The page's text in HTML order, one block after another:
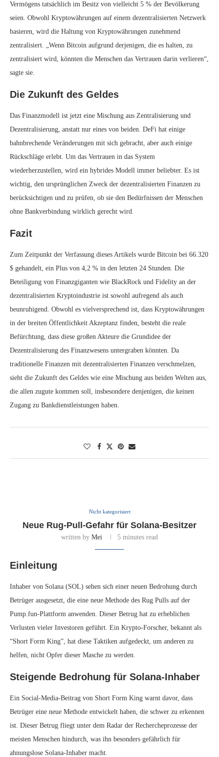
Vermögens tatsächlich im Besitz von vielleicht 5 % der Bevölkerung
seien. Obwohl Kryptowährungen auf einem dezentralisierten Netzwerk
basieren, wird die Haltung von Kryptowährungen zunehmend
zentralisiert. „Wenn Bitcoin aufgrund derjenigen, die es halten, zu
zentralisiert wird, könnten die Menschen das Vertrauen darin verlieren“,
sagte sie.
Die Zukunft des Geldes
Das Finanzmodell ist jetzt eine Mischung aus Zentralisierung und
Dezentralisierung, anstatt nur eines von beiden. DeFi hat einige
bahnbrechende Veränderungen mit sich gebracht, aber auch einige
Rückschläge erlebt. Um das Vertrauen in das System
wiederherzustellen, wird ein hybrides Modell immer beliebter. Es ist
wichtig, den ursprünglichen Zweck der dezentralisierten Finanzen zu
berücksichtigen und zu prüfen, ob sie den Bedürfnissen der Menschen
ohne Bankverbindung wirklich gerecht wird.
Fazit
Zum Zeitpunkt der Verfassung dieses Artikels wurde Bitcoin bei 66.320
$ gehandelt, ein Plus von 4,2 % in den letzten 24 Stunden. Die
Beteiligung von Finanzgiganten wie BlackRock und Fidelity an der
dezentralisierten Kryptoindustrie ist sowohl aufregend als auch
beunruhigend. Obwohl es vielversprechend ist, dass Kryptowährungen
in der breiten Öffentlichkeit Akzeptanz finden, besteht die reale
Befürchtung, dass diese großen Akteure die Grundidee der
Dezentralisierung des Finanzwesens untergraben könnten. Da
traditionelle Finanzen mit dezentralisierten Finanzen verschmelzen,
sieht die Zukunft des Geldes wie eine Mischung aus beiden Welten aus,
die allen zugute kommen soll, insbesondere denjenigen, die keinen
Zugang zu Bankdienstleistungen haben.
Nicht kategorisiert
Neue Rug-Pull-Gefahr für Solana-Besitzer
written by Mei 5 minutes read
Einleitung
Inhaber von Solana (SOL) sehen sich einer neuen Bedrohung durch
Betrüger ausgesetzt, die eine neue Methode des Rug Pulls auf der
Pump.fun-Plattform anwenden. Dieser Betrug hat zu erheblichen
Verlusten vieler Investoren geführt. Ein Krypto-Forscher, bekannt als
“Short Form King”, hat diese Taktiken aufgedeckt, um anderen zu
helfen, nicht Opfer dieser Masche zu werden.
Steigende Bedrohung für Solana-Inhaber
Ein Social-Media-Beitrag von Short Form King warnt davor, dass
Betrüger eine neue Methode entwickelt haben, die schwer zu erkennen
ist. Dieser Betrug fliegt unter dem Radar der Rechercheprozesse der
meisten Menschen hindurch, was ihn besonders gefährlich für
ahnungslose Solana-Inhaber macht.